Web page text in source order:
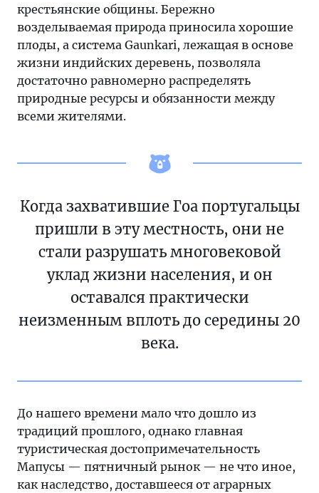
крестьянские общины. Бережно
возделываемая природа приносила хорошие
плоды, а система Gaunkari, лежащая в основе
жизни индийских деревень, позволяла
достаточно равномерно распределять
природные ресурсы и обязанности между
всеми жителями.
Когда захватившие Гоа португальцы
пришли в эту местность, они не
стали разрушать многовековой
уклад жизни населения, и он
оставался практически
неизменным вплоть до середины 20
века.
До нашего времени мало что дошло из
традиций прошлого, однако главная
туристическая достопримечательность
Мапусы — пятничный рынок — не что иное,
как наследство, доставшееся от аграрных